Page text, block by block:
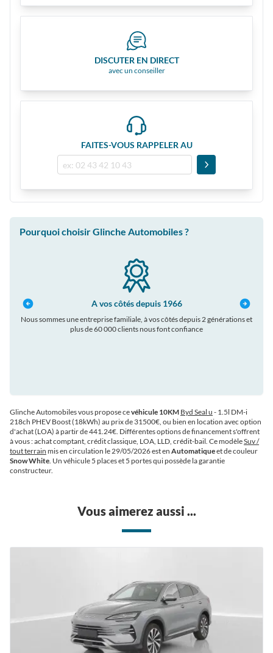
DISCUTER EN DIRECT
avec un conseiller
FAITES-VOUS RAPPELER AU
Pourquoi choisir Glinche Automobiles ?
A vos côtés depuis 1966
Nous sommes une entreprise familiale, à vos côtés depuis 2 générations et
plus de 60 000 clients nous font confiance
Glinche Automobiles vous propose cevéhicule 10KM Byd Seal u - 1.5l DM-i
218ch PHEV Boost (18kWh) au prix de 31500€, ou bien en location avec option
d'achat (LOA) à partir de 441.24€. Différentes options de financement s'offrent
à vous : achat comptant, crédit classique, LOA, LLD, crédit-bail. Ce modèleSuv /
tout terrain mis en circulation le 29/05/2026 est en Automatiqueet de couleur
Snow White. Un véhicule 5 places et 5 portes qui possède la garantie
constructeur.
Vous aimerez aussi ...